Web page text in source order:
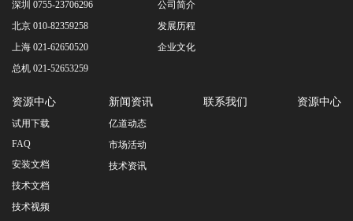
深圳 0755-23706296
北京 010-82359258
上海 021-62650520
总机 021-52653259
公司简介
发展历程
企业文化
资源中心
试用下载
FAQ
安装文档
技术文档
技术视频
新闻资讯
亿道动态
市场活动
技术资讯
联系我们 资源中心